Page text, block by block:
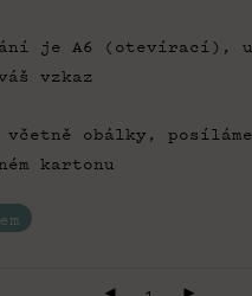
je A6 (otevírací),
vzkaz
obálky,
kartonu